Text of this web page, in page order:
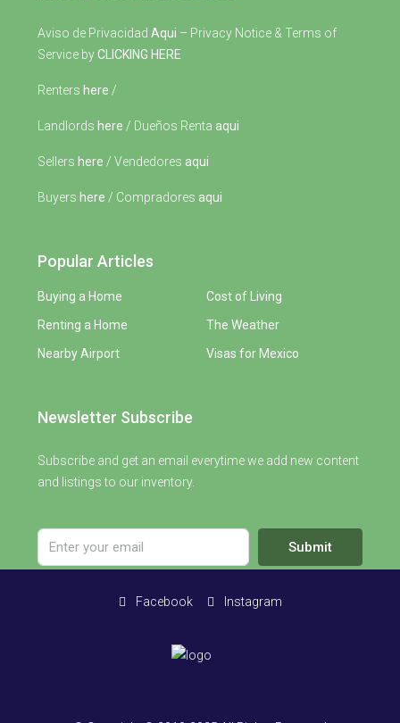
Aviso de Privacidad Aqui – Privacy Notice & Terms of
Service byCLICKING HERE
Renters here /
Landlords here / Dueños Renta aqui
Sellers here / Vendedores aqui
Buyers here / Compradores aqui
Popular Articles
Buying a Home
Renting a Home
Nearby Airport
Cost of Living
The Weather
Visas for Mexico
Newsletter Subscribe
Subscribe and get an email everytime we add new content
and listings to our inventory.
Submit
Facebook Instagram